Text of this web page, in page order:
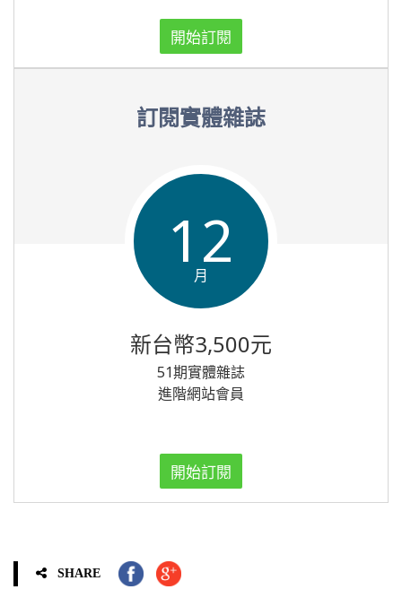
開始訂閱
訂閱實體雜誌
12
月
新台幣3,500元
51期實體雜誌
進階網站會員
開始訂閱
SHARE